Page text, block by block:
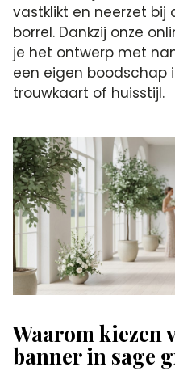
vastklikt en neerzet bij
borrel. Dankzij onze
je het ontwerp met
een eigen boodschap
trouwkaart of huisstijl.
Waarom kiezen
banner in sage